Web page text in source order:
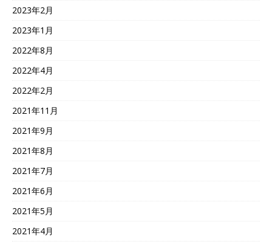
2023年2月
2023年1月
2022年8月
2022年4月
2022年2月
2021年11月
2021年9月
2021年8月
2021年7月
2021年6月
2021年5月
2021年4月